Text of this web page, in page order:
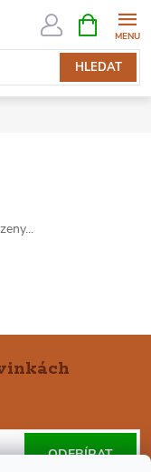
HLEDAT
NÁKUPNÍ
KOŠÍK
ODEBÍRAT